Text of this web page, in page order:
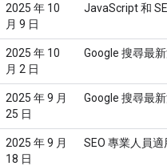
2025 年 10
月 9 日
JavaScript 和
2025 年 10
月 2 日
Google 搜尋最
2025 年 9 月
25 日
Google 搜尋最
2025 年 9 月
18 日
SEO 專業人員